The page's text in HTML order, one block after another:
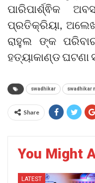
ପାରିପାର୍ଶ୍ଵିକ
ପ୍ରତିକ୍ରିୟା,
ରାହୁଲ ଙ୍କ
ହତ୍ୟାକାଣ୍ଡ ଘଟଣା
swadhikar swadhikar
Share
You Might
LATEST